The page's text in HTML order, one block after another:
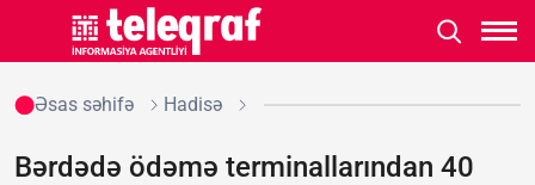
Əsas səhifə Hadisə
Bərdədə ödəmə terminallarından 40